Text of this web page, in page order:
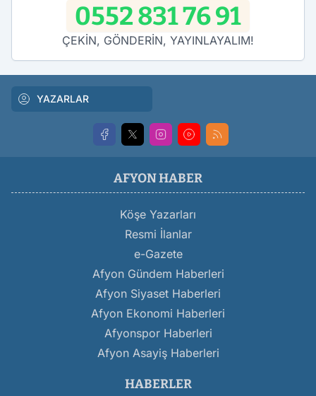
0552 831 76 91
ÇEKİN, GÖNDERİN, YAYINLAYALIM!
YAZARLAR
AFYON HABER
Köşe Yazarları
Resmi İlanlar
e-Gazete
Afyon Gündem Haberleri
Afyon Siyaset Haberleri
Afyon Ekonomi Haberleri
Afyonspor Haberleri
Afyon Asayiş Haberleri
HABERLER